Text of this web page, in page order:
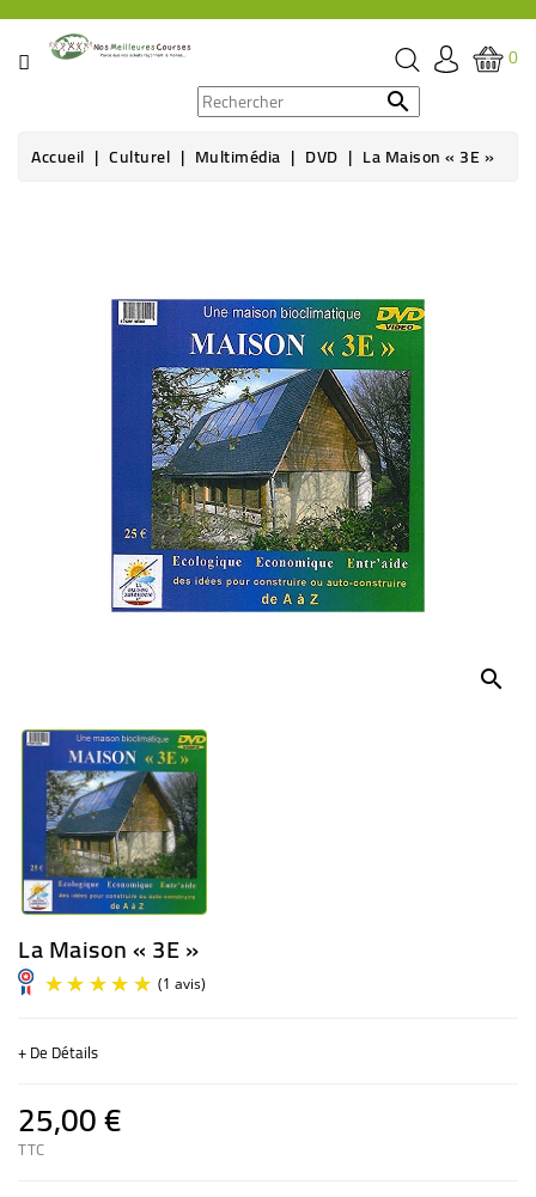
CATÉGORIE
ÉPICERIE
0

Accueil Culturel Multimédia DVD La Maison « 3E »
search
La Maison « 3E »
+ De Détails
25,00 €
TTC